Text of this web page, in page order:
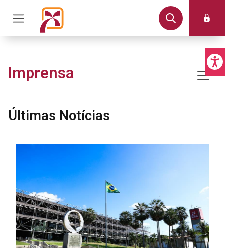
Imprensa
Últimas Notícias